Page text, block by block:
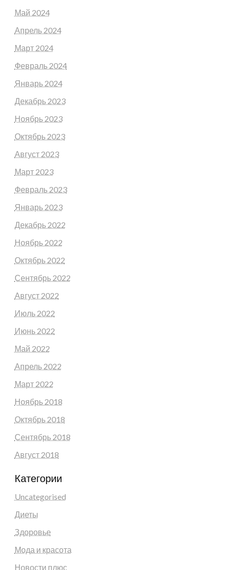
Май 2024
Апрель 2024
Март 2024
Февраль 2024
Январь 2024
Декабрь 2023
Ноябрь 2023
Октябрь 2023
Август 2023
Март 2023
Февраль 2023
Январь 2023
Декабрь 2022
Ноябрь 2022
Октябрь 2022
Сентябрь 2022
Август 2022
Июль 2022
Июнь 2022
Май 2022
Апрель 2022
Март 2022
Ноябрь 2018
Октябрь 2018
Сентябрь 2018
Август 2018
Категории
Uncategorised
Диеты
Здоровье
Мода и красота
Новости плюс